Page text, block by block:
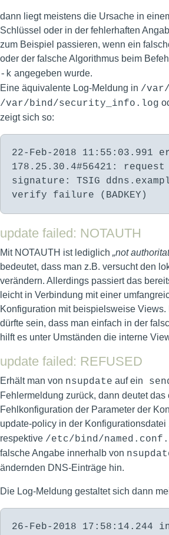
dann liegt meistens die Ursache in
Schlüssel oder in der fehlerhaften
zum Beispiel passieren, wenn ein
oder der falsche Algorithmus beim Befehl
-k angegeben wurde.
Eine äquivalente Log-Meldung in /var/
/var/bind/security_info.log
zeigt sich so:
22-Feb-2018
178.25.30.4#56421:
signature: TSIG
verify failure (BADKEY)
update failed: NOTAUTH
Mit NOTAUTH ist lediglich „not
bedeutet, dass man z.B. versucht den
verändern. Allerdings passiert das
leicht in Verbindung mit einer
Konfiguration mit beispielsweise Views.
dürfte sein, dass man einfach in der
hilft es unter Umständen die interne
update failed: REFUSED
Erhält man von nsupdate auf ein
Fehlermeldung zurück, dann deutet
Fehlkonfiguration der Parameter der
update-policy in der Konfigurationsdatei
respektive /etc/bind/
falsche Angabe innerhalb von
ändernden DNS-Einträge hin.
Die Log-Meldung gestaltet sich dann
26-Feb-2018